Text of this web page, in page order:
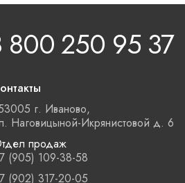
800 250 95 37
г. Иваново,
Наговицыной-Икрянистовой д. 6
продаж
(905) 109-38-58
(902) 317-20-05